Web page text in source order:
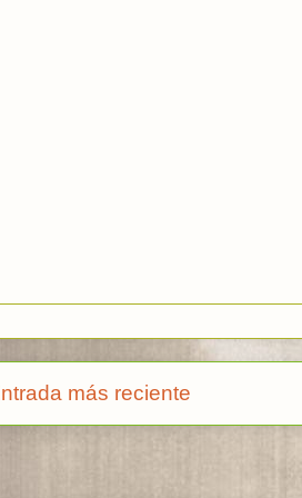
más reciente